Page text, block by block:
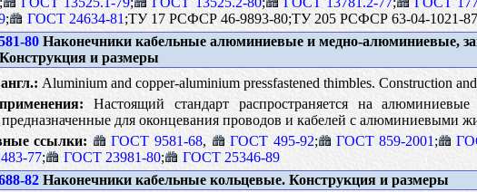
; ГОСТ 24634-81 ;ТУ 17 РСФСР 46-9893-80;ТУ 205 РСФСР 63-04-1021-
80Наконечники кабельные алюминиевые и медно-алюминиевые,
и размеры
Aluminium and copper-aluminium pressfastened thimbles. Construction
Настоящий стандарт распространяется на
предназначенные для оконцевания проводов и кабелей с алюминиевыми
ссылки:
ГОСТ 9581-68, ГОСТ 495-92; ГОСТ 859-2001 ;
77; ГОСТ 23981-80;
ГОСТ 25346-89
82Наконечники кабельные кольцевые. Конструкция и размеры